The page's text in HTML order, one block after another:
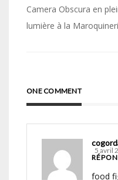
Navigation
de
Camera Obscura en
lumière à la
ONE COMMENT
5 avril
food